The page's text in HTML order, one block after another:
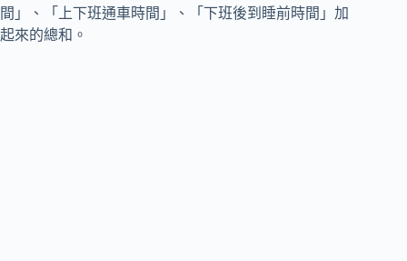
間」、「上下班通車時間」、「下班後到睡前時間」加
起來的總和。